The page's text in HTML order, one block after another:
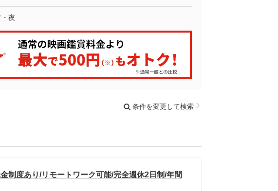
・夜
条件を変更して検索
制度あり/リモートワーク可能/完全週休2日制/年間